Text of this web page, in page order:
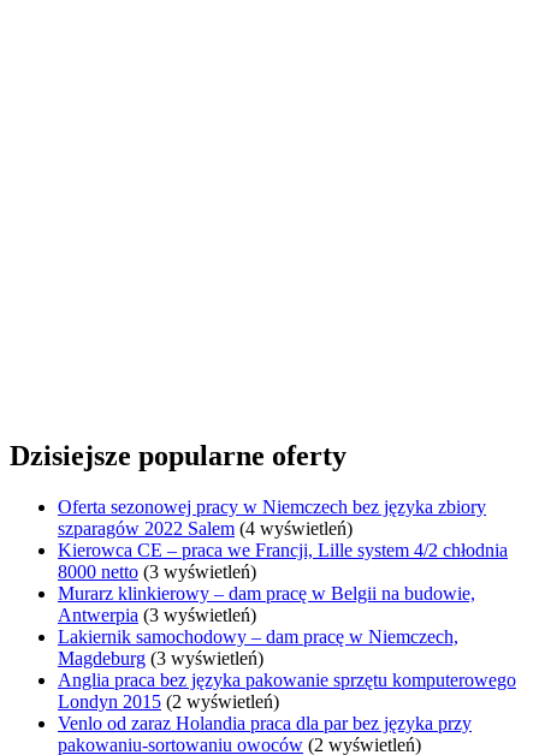
Dzisiejsze popularne oferty
Oferta sezonowej pracy w Niemczech bez języka zbiory
szparagów 2022 Salem (4 wyświetleń)
Kierowca CE – praca we Francji, Lille system 4/2 chłodnia
8000 netto (3 wyświetleń)
Murarz klinkierowy – dam pracę w Belgii na budowie,
Antwerpia (3 wyświetleń)
Lakiernik samochodowy – dam pracę w Niemczech,
Magdeburg (3 wyświetleń)
Anglia praca bez języka pakowanie sprzętu komputerowego
Londyn 2015 (2 wyświetleń)
Venlo od zaraz Holandia praca dla par bez języka przy
pakowaniu-sortowaniu owoców (2 wyświetleń)